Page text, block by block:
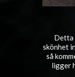
Detta
skönhet
så
ligger